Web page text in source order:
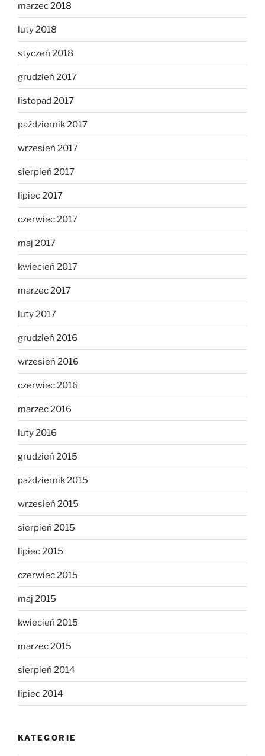
marzec 2018
luty 2018
styczeń 2018
grudzień 2017
listopad 2017
październik 2017
wrzesień 2017
sierpień 2017
lipiec 2017
czerwiec 2017
maj 2017
kwiecień 2017
marzec 2017
luty 2017
grudzień 2016
wrzesień 2016
czerwiec 2016
marzec 2016
luty 2016
grudzień 2015
październik 2015
wrzesień 2015
sierpień 2015
lipiec 2015
czerwiec 2015
maj 2015
kwiecień 2015
marzec 2015
sierpień 2014
lipiec 2014
KATEGORIE